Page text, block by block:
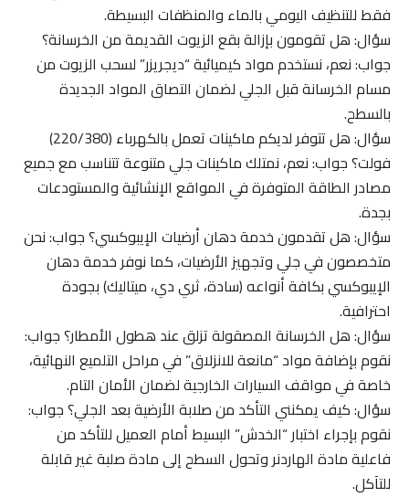
فقط للتنظيف اليومي بالماء والمنظفات البسيطة.
سؤال: هل تقومون بإزالة بقع الزيوت القديمة من الخرسانة؟
جواب: نعم، نستخدم مواد كيميائية “ديجريزر” لسحب الزيوت من
مسام الخرسانة قبل الجلي لضمان التصاق المواد الجديدة
بالسطح.
سؤال: هل تتوفر لديكم ماكينات تعمل بالكهرباء (220/380)
فولت؟ جواب: نعم، نمتلك ماكينات جلي متنوعة تتناسب مع جميع
مصادر الطاقة المتوفرة في المواقع الإنشائية والمستودعات
بجدة.
سؤال: هل تقدمون خدمة دهان أرضيات الإيبوكسي؟ جواب: نحن
متخصصون في جلي وتجهيز الأرضيات، كما نوفر خدمة دهان
الإيبوكسي بكافة أنواعه (سادة، ثري دي، ميتاليك) بجودة
احترافية.
سؤال: هل الخرسانة المصقولة تزلق عند هطول الأمطار؟ جواب:
نقوم بإضافة مواد “مانعة للانزلاق” في مراحل التلميع النهائية،
خاصة في مواقف السيارات الخارجية لضمان الأمان التام.
سؤال: كيف يمكنني التأكد من صلابة الأرضية بعد الجلي؟ جواب:
نقوم بإجراء اختبار “الخدش” البسيط أمام العميل للتأكد من
فاعلية مادة الهاردنر وتحول السطح إلى مادة صلبة غير قابلة
للتآكل.